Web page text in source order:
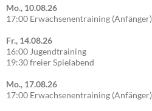
Mo., 10.08.26
17:00 Erwachsenentraining (Anfänger)
Fr., 14.08.26
16:00 Jugendtraining
19:30 freier Spielabend
Mo., 17.08.26
17:00 Erwachsenentraining (Anfänger)